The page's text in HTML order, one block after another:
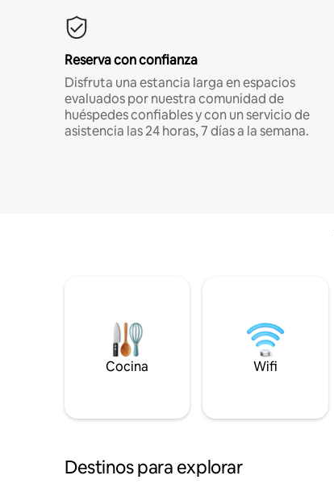
Reserva con confianza
Disfruta una estancia larga en espacios
evaluados por nuestra comunidad de
huéspedes confiables y con un servicio de
asistencia las 24 horas, 7 días a la semana.
Cocina Wifi
Destinos para explorar